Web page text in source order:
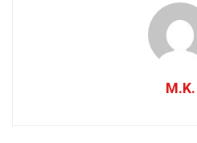
M.K.